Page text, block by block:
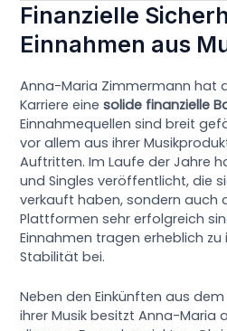
Finanzielle
Einnahmen aus
Anna-Maria Zimmermann hat
Karriere einesolide finanzielle
Einnahmequellen sind breit
vor allem aus ihrer
Auftritten. Im Laufe der Jahre
und Singles veröffentlicht, die
verkauft haben, sondern auch
Plattformen sehr erfolgreich
Einnahmen tragen erheblich zu
Stabilität bei.
Neben den Einkünften aus
ihrer Musik besitzt Anna-Maria